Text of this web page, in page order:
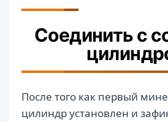
Соединить с
После того как первый
цилиндр установлен и